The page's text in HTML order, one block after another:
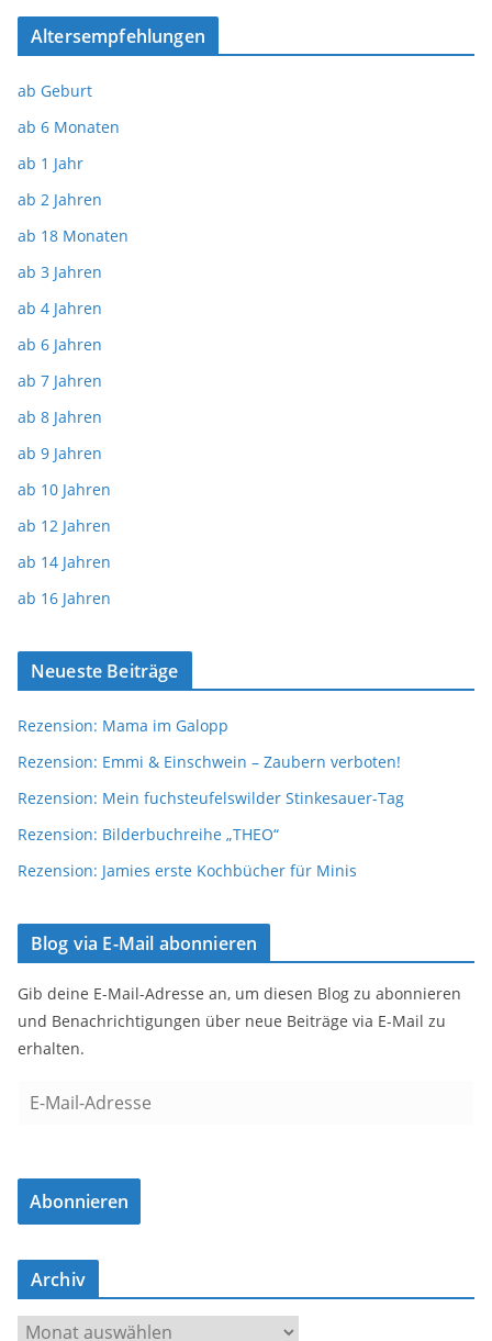
Altersempfehlungen
ab Geburt
ab 6 Monaten
ab 1 Jahr
ab 2 Jahren
ab 18 Monaten
ab 3 Jahren
ab 4 Jahren
ab 6 Jahren
ab 7 Jahren
ab 8 Jahren
ab 9 Jahren
ab 10 Jahren
ab 12 Jahren
ab 14 Jahren
ab 16 Jahren
Neueste Beiträge
Rezension: Mama im Galopp
Rezension: Emmi & Einschwein – Zaubern verboten!
Rezension: Mein fuchsteufelswilder Stinkesauer-Tag
Rezension: Bilderbuchreihe „THEO“
Rezension: Jamies erste Kochbücher für Minis
Blog via E-Mail abonnieren
Gib deine E-Mail-Adresse an, um diesen Blog zu abonnieren
und Benachrichtigungen über neue Beiträge via E-Mail zu
erhalten.
a
l
-
d
Abonnieren
Archiv